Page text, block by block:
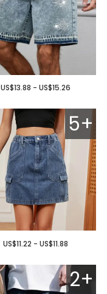
US$13.88 - US$15.26
5+
US$11.22 - US$11.88
2+